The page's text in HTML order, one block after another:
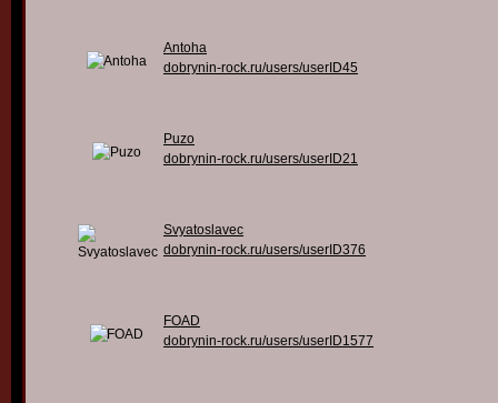
Antoha
dobrynin-rock.ru/users/userID45
Puzo
dobrynin-rock.ru/users/userID21
Svyatoslavec
dobrynin-rock.ru/users/userID376
FOAD
dobrynin-rock.ru/users/userID1577